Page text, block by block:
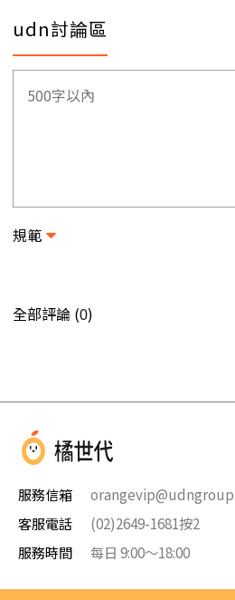
udn討論區
規範
全部評論 (0)
服務信箱
客服電話
(02)2649-1681按2
服務時間
每日 9:00～18:00